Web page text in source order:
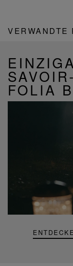
VERWANDTE
FOLIA